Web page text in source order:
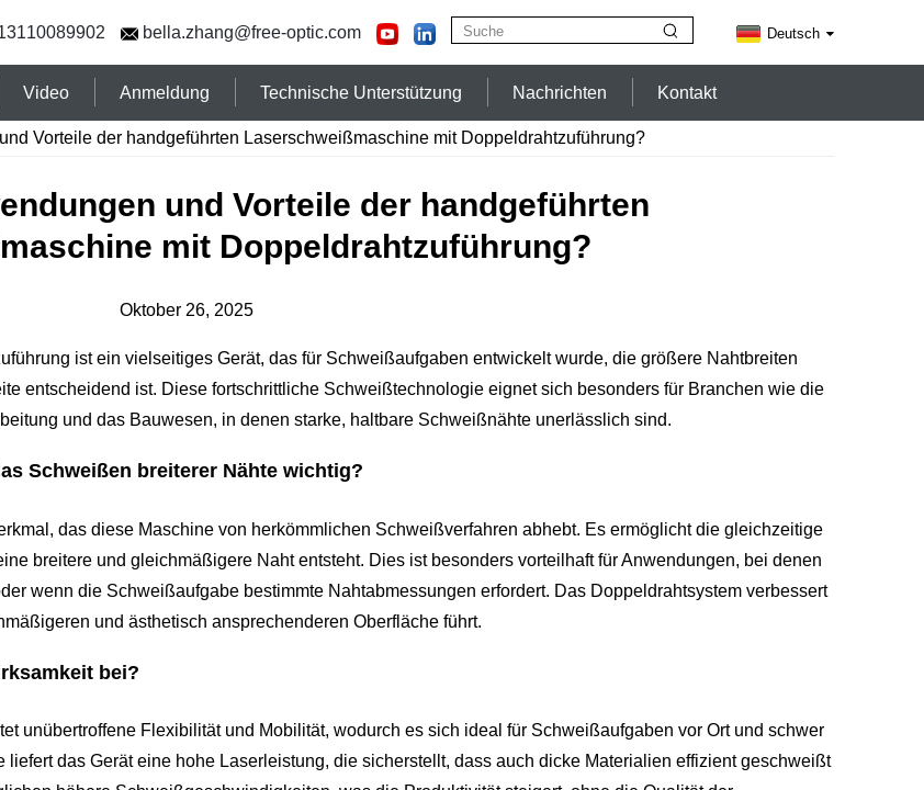
bella.zhang@free-optic.com Deutsch
Video Anmeldung Technische Unterstützung Nachrichten Kontakt
Vorteile der handgeführten Laserschweißmaschine mit Doppeldrahtzuführung?
und Vorteile der handgeführten
mit Doppeldrahtzuführung?
Oktober 26, 2025
ist ein vielseitiges Gerät, das für Schweißaufgaben entwickelt wurde, die größere Nahtbreiten
entscheidend ist. Diese fortschrittliche Schweißtechnologie eignet sich besonders für Branchen wie die
und das Bauwesen, in denen starke, haltbare Schweißnähte unerlässlich sind.
Schweißen breiterer Nähte wichtig?
das diese Maschine von herkömmlichen Schweißverfahren abhebt. Es ermöglicht die gleichzeitige
breitere und gleichmäßigere Naht entsteht. Dies ist besonders vorteilhaft für Anwendungen, bei denen
wenn die Schweißaufgabe bestimmte Nahtabmessungen erfordert. Das Doppeldrahtsystem verbessert
und ästhetisch ansprechenderen Oberfläche führt.
bei?
unübertroffene Flexibilität und Mobilität, wodurch es sich ideal für Schweißaufgaben vor Ort und schwer
das Gerät eine hohe Laserleistung, die sicherstellt, dass auch dicke Materialien effizient geschweißt